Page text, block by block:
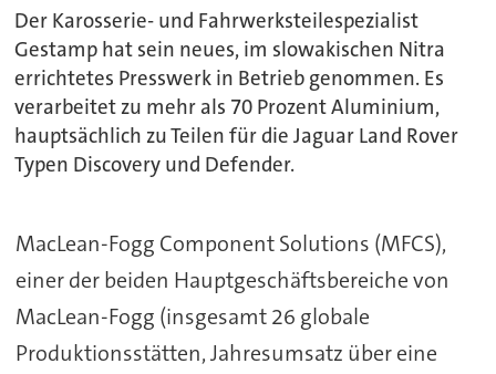
Der Karosserie- und Fahrwerksteilespezialist
Gestamp hat sein neues, im slowakischen Nitra
errichtetes Presswerk in Betrieb genommen. Es
verarbeitet zu mehr als 70 Prozent Aluminium,
hauptsächlich zu Teilen für die Jaguar Land Rover
Typen Discovery und Defender.
MacLean-Fogg Component Solutions (MFCS),
einer der beiden Hauptgeschäftsbereiche von
MacLean-Fogg (insgesamt 26 globale
Produktionsstätten, Jahresumsatz über eine